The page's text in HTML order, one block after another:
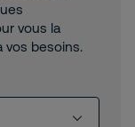
vous la
vos besoins.